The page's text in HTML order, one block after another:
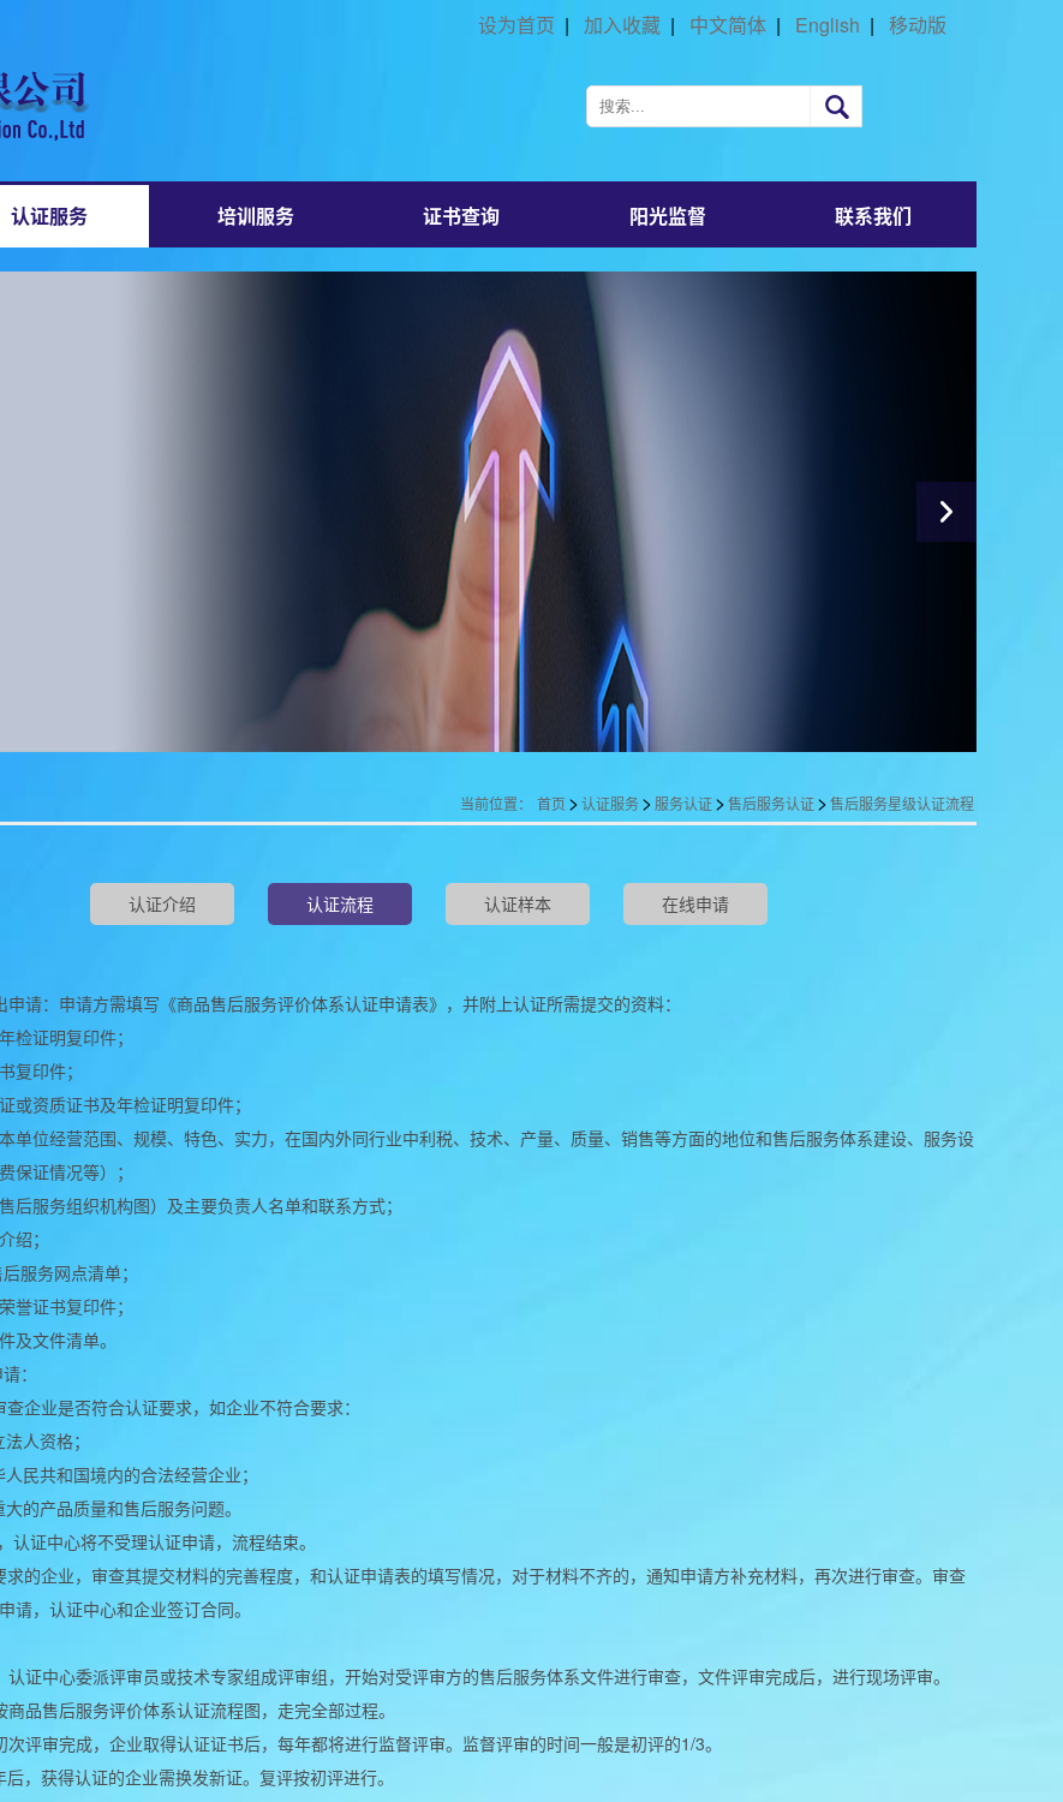
设为首页 | 加入收藏 | 中文简体 | English | 移动版
认证服务 培训服务 证书查询 阳光监督 联系我们
当前位置： 首页> 认证服务> 服务认证> 售后服务认证> 售后服务星级认证流程
认证介绍 认证流程 认证样本 在线申请
申请：申请方需填写《商品售后服务评价体系认证申请表》，并附上认证所需提交的资料：
检证明复印件；
复印件；
或资质证书及年检证明复印件；
单位经营范围、规模、特色、实力，在国内外同行业中利税、技术、产量、质量、销售等方面的地位和售后服务体系建设、服务设
保证情况等）；
后服务组织机构图）及主要负责人名单和联系方式；
绍；
服务网点清单；
誉证书复印件；
及文件清单。
：
企业是否符合认证要求，如企业不符合要求：
人资格；
民共和国境内的合法经营企业；
的产品质量和售后服务问题。
认证中心将不受理认证申请，流程结束。
的企业，审查其提交材料的完善程度，和认证申请表的填写情况，对于材料不齐的，通知申请方补充材料，再次进行审查。审查
请，认证中心和企业签订合同。
认证中心委派评审员或技术专家组成评审组，开始对受评审方的售后服务体系文件进行审查，文件评审完成后，进行现场评审。
品售后服务评价体系认证流程图，走完全部过程。
评审完成，企业取得认证证书后，每年都将进行监督评审。监督评审的时间一般是初评的1/3。
，获得认证的企业需换发新证。复评按初评进行。